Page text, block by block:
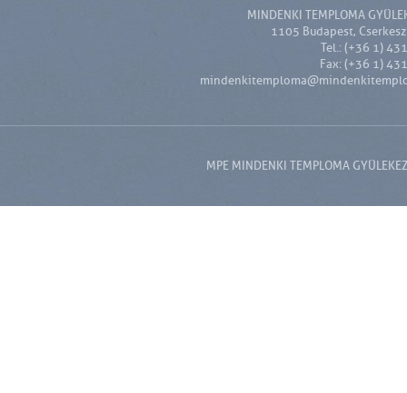
MINDENKI TEMPLOMA
1105 Budapest,
Tel.: (+36 1)
Fax: (+36 1)
MPE MINDENKI TEMPLOMA